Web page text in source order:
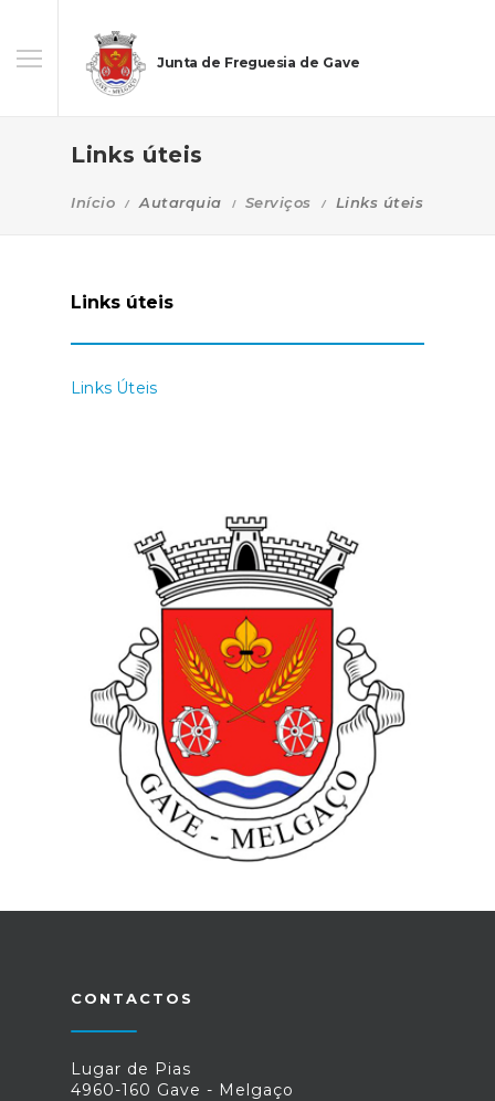
Junta de Freguesia de Gave
Links úteis
Início Autarquia Serviços Links úteis
Links úteis
Links Úteis
CONTACTOS
Lugar de Pias
4960-160 Gave - Melgaço